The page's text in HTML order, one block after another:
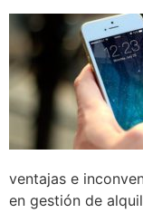
ventajas e
en gestión de